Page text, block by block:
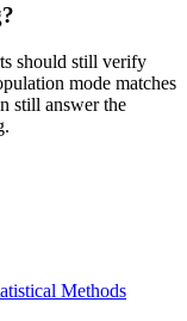
should still verify
mode matches
still answer the
Methods